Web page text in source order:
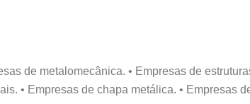
de metalomecânica. • Empresas de
• Empresas de chapa metálica. • Empresas